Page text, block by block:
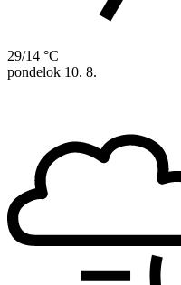
29/14 °C
pondelok 10. 8.